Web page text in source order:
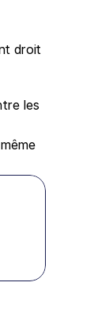
droit
les